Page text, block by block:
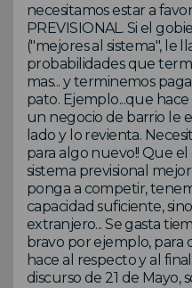
necesitamos estar a
PREVISIONAL. Si el
("mejores al sistema", le
probabilidades que
mas... y terminemos
pato. Ejemplo...que
un negocio de barrio le
lado y lo revienta.
para algo nuevo!! Que
sistema previsional
ponga a competir,
capacidad suficiente,
extranjero... Se gasta
bravo por ejemplo, para
hace al respecto y al
discurso de 21 de Mayo,